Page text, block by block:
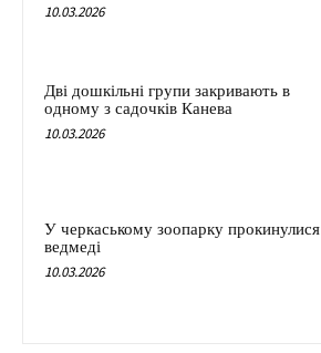
10.03.2026
Дві дошкільні групи закривають в
одному з садочків Канева
10.03.2026
У черкаському зоопарку прокинулися
ведмеді
10.03.2026